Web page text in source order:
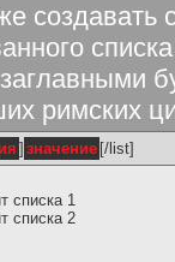
римских
] значение [/list]
списка 1
списка 2